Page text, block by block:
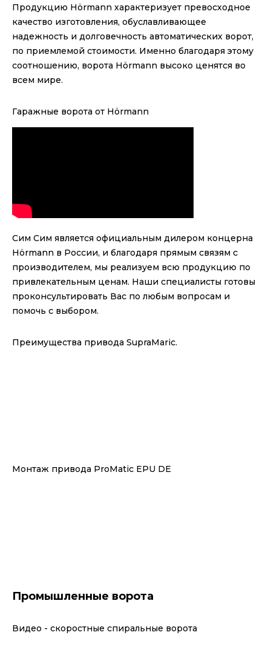
Продукцию Hörmann характеризует превосходное
качество изготовления, обуславливающее
надежность и долговечность автоматических ворот,
по приемлемой стоимости. Именно благодаря этому
соотношению, ворота Hörmann высоко ценятся во
всем мире.
Гаражные ворота от Hörmann
Сим Сим является официальным дилером концерна
Hörmann в России, и благодаря прямым связям с
производителем, мы реализуем всю продукцию по
привлекательным ценам. Наши специалисты готовы
проконсультировать Вас по любым вопросам и
помочь с выбором.
Преимущества привода SupraMaric.
Монтаж привода ProMatic EPU DE
Промышленные ворота
Видео - скоростные спиральные ворота